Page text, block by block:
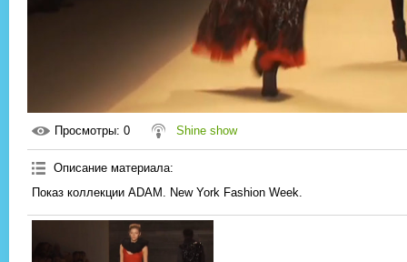
Просмотры: 0 Shine show
Описание материала:
Показ коллекции ADAM. New York Fashion Week.